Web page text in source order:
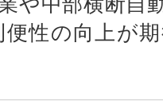
性の向上が